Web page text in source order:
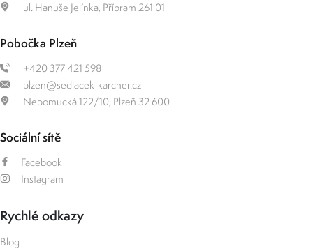
ul. Hanuše Jelínka, Příbram 261 01
Pobočka Plzeň
+420 377 421 598
plzen@sedlacek-karcher.cz
Nepomucká 122/10, Plzeň 32 600
Sociální sítě
Facebook
Instagram
Rychlé odkazy
Blog